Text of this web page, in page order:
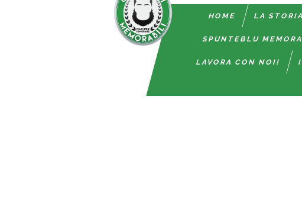
HOME LA
SPUNTEBLU
LAVORA CON NOI!